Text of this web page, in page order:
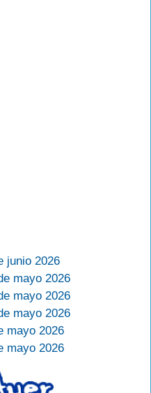
junio 2026
mayo 2026
mayo 2026
mayo 2026
mayo 2026
mayo 2026